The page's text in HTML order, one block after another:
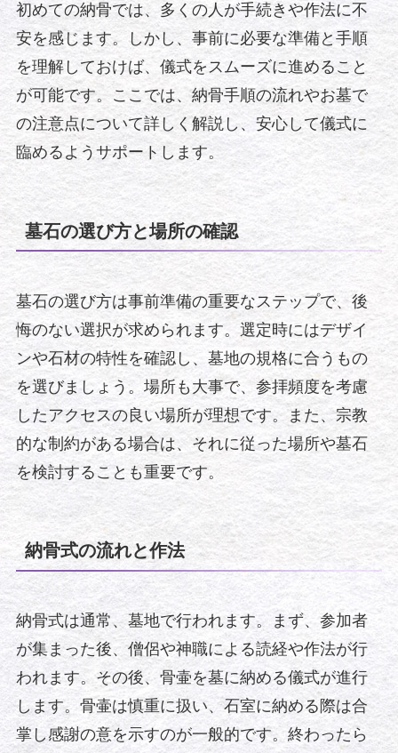
初めての納骨では、多くの人が手続きや作法に不
安を感じます。しかし、事前に必要な準備と手順
を理解しておけば、儀式をスムーズに進めること
が可能です。ここでは、納骨手順の流れやお墓で
の注意点について詳しく解説し、安心して儀式に
臨めるようサポートします。
墓石の選び方と場所の確認
墓石の選び方は事前準備の重要なステップで、後
悔のない選択が求められます。選定時にはデザイ
ンや石材の特性を確認し、墓地の規格に合うもの
を選びましょう。場所も大事で、参拝頻度を考慮
したアクセスの良い場所が理想です。また、宗教
的な制約がある場合は、それに従った場所や墓石
を検討することも重要です。
納骨式の流れと作法
納骨式は通常、墓地で行われます。まず、参加者
が集まった後、僧侶や神職による読経や作法が行
われます。その後、骨壷を墓に納める儀式が進行
します。骨壷は慎重に扱い、石室に納める際は合
掌し感謝の意を示すのが一般的です。終わったら